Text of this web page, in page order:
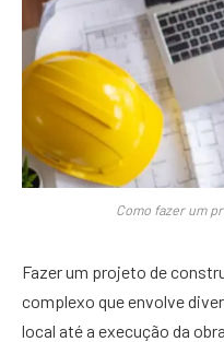
Como fazer um
Fazer um projeto de
complexo que envolve
local até a execução da